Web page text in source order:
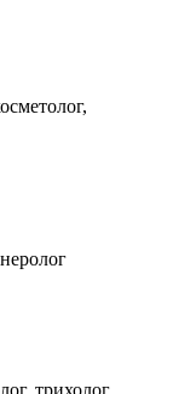
трихолог